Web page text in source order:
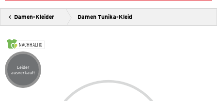
Damen-Kleider Damen Tunika-Kleid
NACHHALTIG
Artikel leider ausverkauft
Leider
ausverkauft